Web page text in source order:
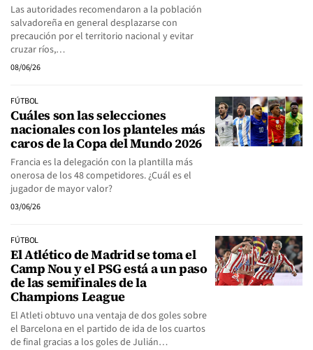
Las autoridades recomendaron a la población
salvadoreña en general desplazarse con
precaución por el territorio nacional y evitar
cruzar ríos,…
08/06/26
FÚTBOL
Cuáles son las selecciones
nacionales con los planteles más
caros de la Copa del Mundo 2026
Francia es la delegación con la plantilla más
onerosa de los 48 competidores. ¿Cuál es el
jugador de mayor valor?
03/06/26
FÚTBOL
El Atlético de Madrid se toma el
Camp Nou y el PSG está a un paso
de las semifinales de la
Champions League
El Atleti obtuvo una ventaja de dos goles sobre
el Barcelona en el partido de ida de los cuartos
de final gracias a los goles de Julián…